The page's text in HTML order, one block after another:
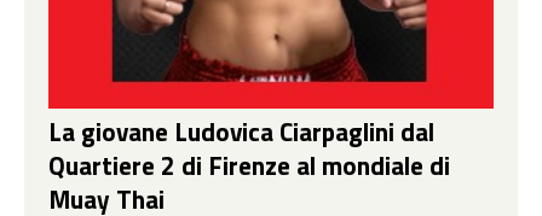
La giovane Ludovica Ciarpaglini dal
Quartiere 2 di Firenze al mondiale di
Muay Thai